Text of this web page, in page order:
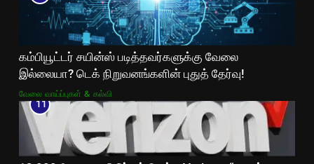
கம்பியூட்டர் சயின்ஸ் படித்தவர்களுக்கு வேலை
இல்லையா? டெக் நிறுவனங்களின் புதுத் தேர்வு!
வேலை வாய்ப்புகள் & கல்வி
11